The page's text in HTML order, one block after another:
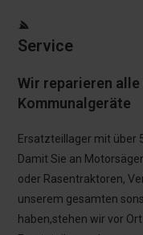
Service
Wir reparieren alle
Kommunalgeräte
Ersatzteillager mit über
Damit Sie an
oder Rasentraktoren,
unserem gesamten
haben,stehen wir vor